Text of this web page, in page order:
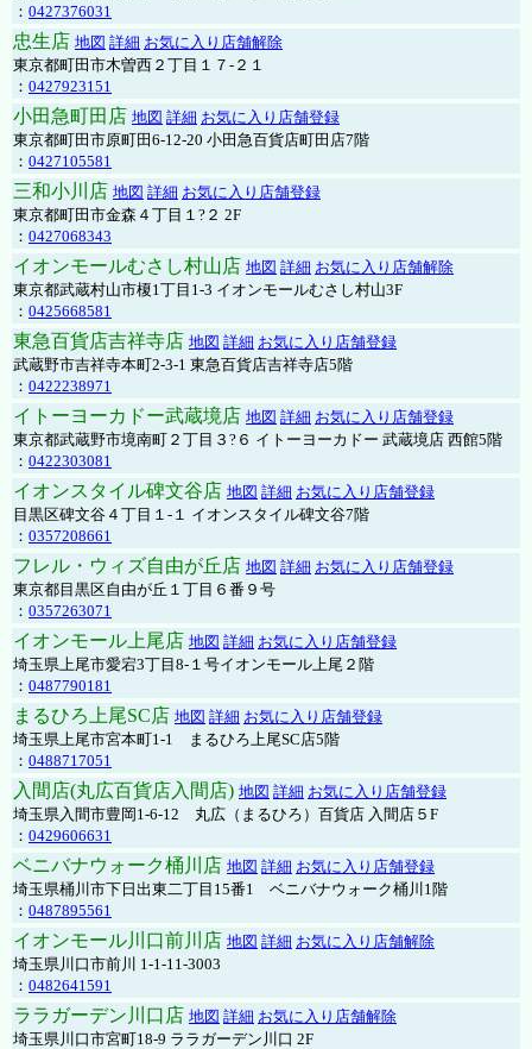
： 0427376031
忠生店 地図 詳細 お気に入り店舗解除
東京都町田市木曽西２丁目１７-２１
： 0427923151
小田急町田店 地図 詳細 お気に入り店舗登録
東京都町田市原町田6-12-20 小田急百貨店町田店7階
： 0427105581
三和小川店 地図 詳細 お気に入り店舗登録
東京都町田市金森４丁目１?２ 2F
： 0427068343
イオンモールむさし村山店 地図 詳細 お気に入り店舗解除
東京都武蔵村山市榎1丁目1-3 イオンモールむさし村山3F
： 0425668581
東急百貨店吉祥寺店 地図 詳細 お気に入り店舗登録
武蔵野市吉祥寺本町2-3-1 東急百貨店吉祥寺店5階
： 0422238971
イトーヨーカドー武蔵境店 地図 詳細 お気に入り店舗登録
東京都武蔵野市境南町２丁目３?６ イトーヨーカドー 武蔵境店 西館5階
： 0422303081
イオンスタイル碑文谷店 地図 詳細 お気に入り店舗登録
目黒区碑文谷４丁目１-１ イオンスタイル碑文谷7階
： 0357208661
フレル・ウィズ自由が丘店 地図 詳細 お気に入り店舗登録
東京都目黒区自由が丘１丁目６番９号
： 0357263071
イオンモール上尾店 地図 詳細 お気に入り店舗登録
埼玉県上尾市愛宕3丁目8-１号イオンモール上尾２階
： 0487790181
まるひろ上尾SC店 地図 詳細 お気に入り店舗登録
埼玉県上尾市宮本町1-1 まるひろ上尾SC店5階
： 0488717051
入間店(丸広百貨店入間店) 地図 詳細 お気に入り店舗登録
埼玉県入間市豊岡1-6-12 丸広（まるひろ）百貨店 入間店５F
： 0429606631
ベニバナウォーク桶川店 地図 詳細 お気に入り店舗登録
埼玉県桶川市下日出東二丁目15番1 ベニバナウォーク桶川1階
： 0487895561
イオンモール川口前川店 地図 詳細 お気に入り店舗解除
埼玉県川口市前川 1-1-11-3003
： 0482641591
ララガーデン川口店 地図 詳細 お気に入り店舗解除
埼玉県川口市宮町18-9 ララガーデン川口 2F